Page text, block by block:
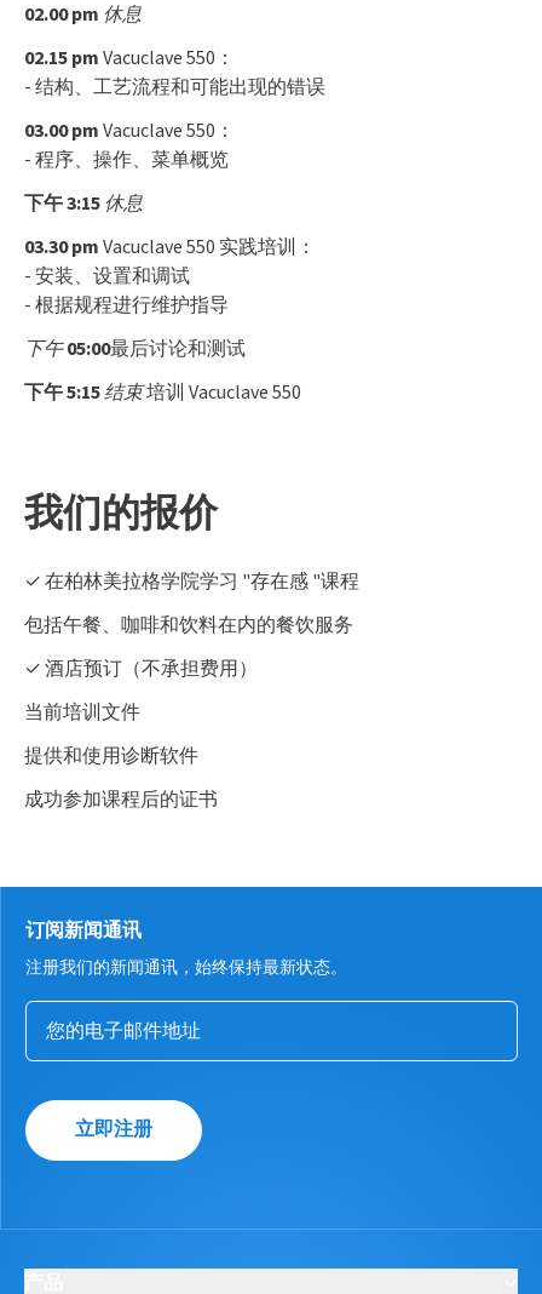
02.00 pm 休息
02.15 pmVacuclave 550：
- 结构、工艺流程和可能出现的错误
03.00 pmVacuclave 550：
- 程序、操作、菜单概览
下午 3:15休息
03.30 pmVacuclave 550 实践培训：
- 安装、设置和调试
- 根据规程进行维护指导
下午05:00最后讨论和测试
下午 5:15结束培训 Vacuclave 550
我们的报价
✓ 在柏林美拉格学院学习 "存在感 "课程
包括午餐、咖啡和饮料在内的餐饮服务
✓ 酒店预订（不承担费用）
当前培训文件
提供和使用诊断软件
成功参加课程后的证书
订阅新闻通讯
注册我们的新闻通讯，始终保持最新状态。
立即注册